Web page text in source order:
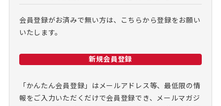
会員登録がお済みで無い方は、こちらから登録をお願い
いたします。
新規会員登録
「かんたん会員登録」はメールアドレス等、最低限の情
報をご入力いただくだけで会員登録でき、メールマガジ